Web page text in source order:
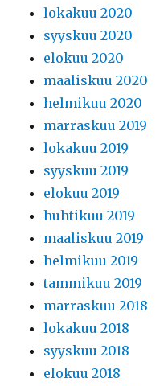
lokakuu 2020
syyskuu 2020
elokuu 2020
maaliskuu 2020
helmikuu 2020
marraskuu 2019
lokakuu 2019
syyskuu 2019
elokuu 2019
huhtikuu 2019
maaliskuu 2019
helmikuu 2019
tammikuu 2019
marraskuu 2018
lokakuu 2018
syyskuu 2018
elokuu 2018